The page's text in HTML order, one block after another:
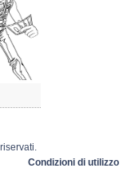
Condizioni di utilizzo